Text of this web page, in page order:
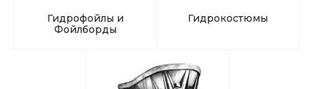
Гидрофойлы и
Фойлборды
Гидрокостюмы